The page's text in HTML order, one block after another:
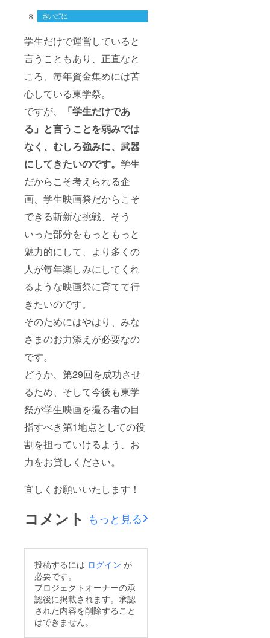
学生だけで運営していると
言うこともあり、正直なと
ころ、毎年資金集めには苦
心している東学祭。
ですが、
「学生だけであ
る」と言うことを弱みでは
なく、むしろ強みに、武器
にしてきたいのです。 学生
だからこそ考えられる企
画、学生映画祭だからこそ
できる斬新な挑戦、そう
いった部分をもっともっと
魅力的にして、より多くの
人が毎年楽しみにしてくれ
るような映画祭に育てて行
きたいのです。
そのためにはやはり、みな
さまのお力添えが必要なの
です。
どうか、第29回を成功させ
るため、そして今後も東学
祭が学生映画を撮る者の目
指すべき第1地点としての役
割を担っていけるよう、お
力をお貸しください。
宜しくお願いいたします！
コメント もっと見る
投稿するには ログイン が
必要です。
プロジェクトオーナーの承
認後に掲載されます。承認
された内容を削除すること
はできません。